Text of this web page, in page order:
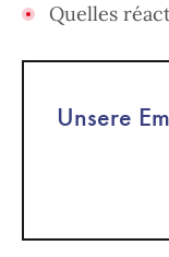
Quelles
Unsere